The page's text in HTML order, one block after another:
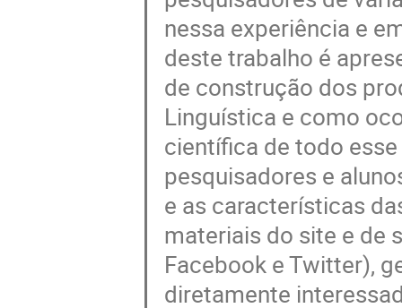
nessa experiência e
deste trabalho é
de construção dos
Linguística e como
científica de todo
pesquisadores e
e as características
materiais do site e de
Facebook e Twitter),
diretamente